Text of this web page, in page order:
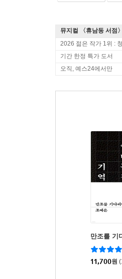
2026 젊은 작가 1위 :
기간 한정 특가 도서
오직, 예스24에서만
만조를 기
11,700원